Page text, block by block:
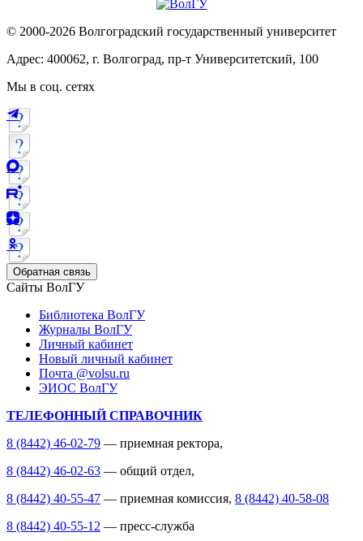
© 2000-2026 Волгоградский государственный университет
Адрес: 400062, г. Волгоград, пр-т Университетский, 100
Мы в соц. сетях
Обратная связь
Сайты ВолГУ
Библиотека ВолГУ
Журналы ВолГУ
Личный кабинет
Новый личный кабинет
Почта @volsu.ru
ЭИОС ВолГУ
ТЕЛЕФОННЫЙ СПРАВОЧНИК
8 (8442) 46-02-79 — приемная ректора,
8 (8442) 46-02-63 — общий отдел,
8 (8442) 40-55-47 — приемная комиссия, 8 (8442) 40-58-08
8 (8442) 40-55-12 — пресс-служба